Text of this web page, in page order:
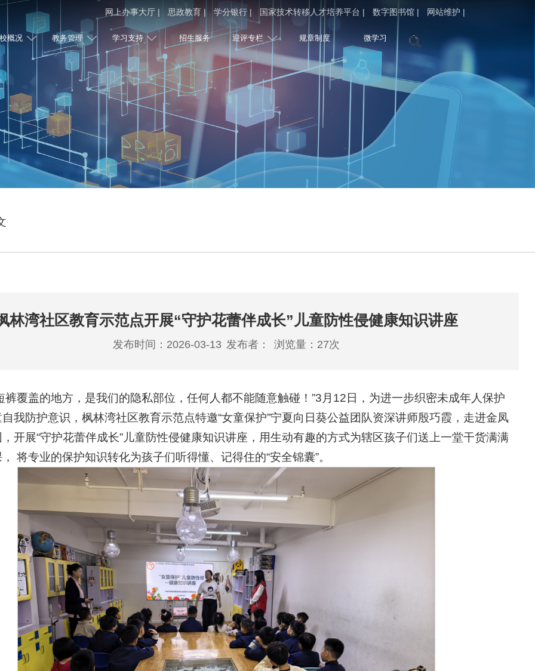
网上办事大厅 | 思政教育 | 学分银行 | 国家技术转移人才培养平台 | 数字图书馆 | 网站维护 |
概况 教务管理 学习支持 招生服务 迎评专栏 规章制度 微学习
林湾社区教育示范点开展“守护花蕾伴成长”儿童防性侵健康知识讲座
发布时间：2026-03-13 发布者： 浏览量： 27次
裤覆盖的地方，是我们的隐私部位，任何人都不能随意触碰！”3月12日，为进一步织密未成年人保护
我防护意识，枫林湾社区教育示范点特邀“女童保护”宁夏向日葵公益团队资深讲师殷巧霞，走进金凤
开展“守护花蕾伴成长”儿童防性侵健康知识讲座，用生动有趣的方式为辖区孩子们送上一堂干货满满
将专业的保护知识转化为孩子们听得懂、记得住的“安全锦囊”。